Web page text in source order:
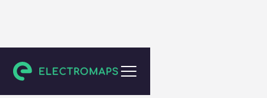
Provincia di Novara